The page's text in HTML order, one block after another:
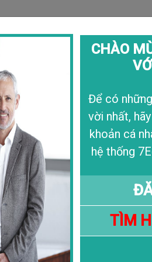
Du Học Ngay Sau Tốt
Hợp Với Bạn?
04/07/2025
CHÀO
Để có
vời nhất,
khoản cá
hệ thống
TÌM